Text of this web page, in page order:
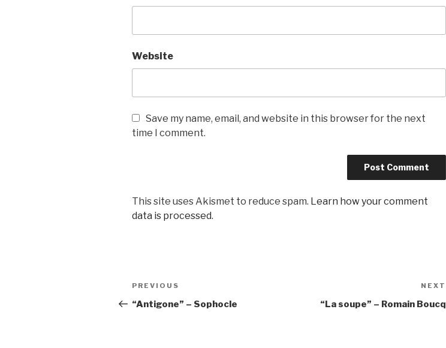
Website
Save my name, email, and website in this browser for the next
time I comment.
This site uses Akismet to reduce spam. Learn how your comment
data is processed.
Post
navigation
Previous
Post
PREVIOUS
“Antigone” – Sophocle
NEXT
“La soupe” – Romain Boucq